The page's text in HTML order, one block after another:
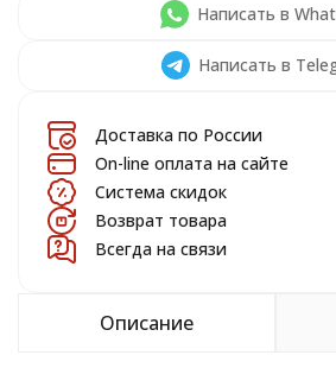
Написать в
Написать в
Доставка по России
On-line оплата на сайте
Система скидок
Возврат товара
Всегда на связи
Описание